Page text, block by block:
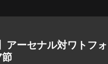
アーセナル対ワトフォ